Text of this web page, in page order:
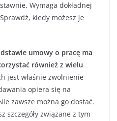
Wymaga dokładnej
kiedy możesz je
umowy o pracę ma
również z wielu
jest właśnie zwolnienie
opiera się na
zawsze można go dostać.
szczegóły związane z tym